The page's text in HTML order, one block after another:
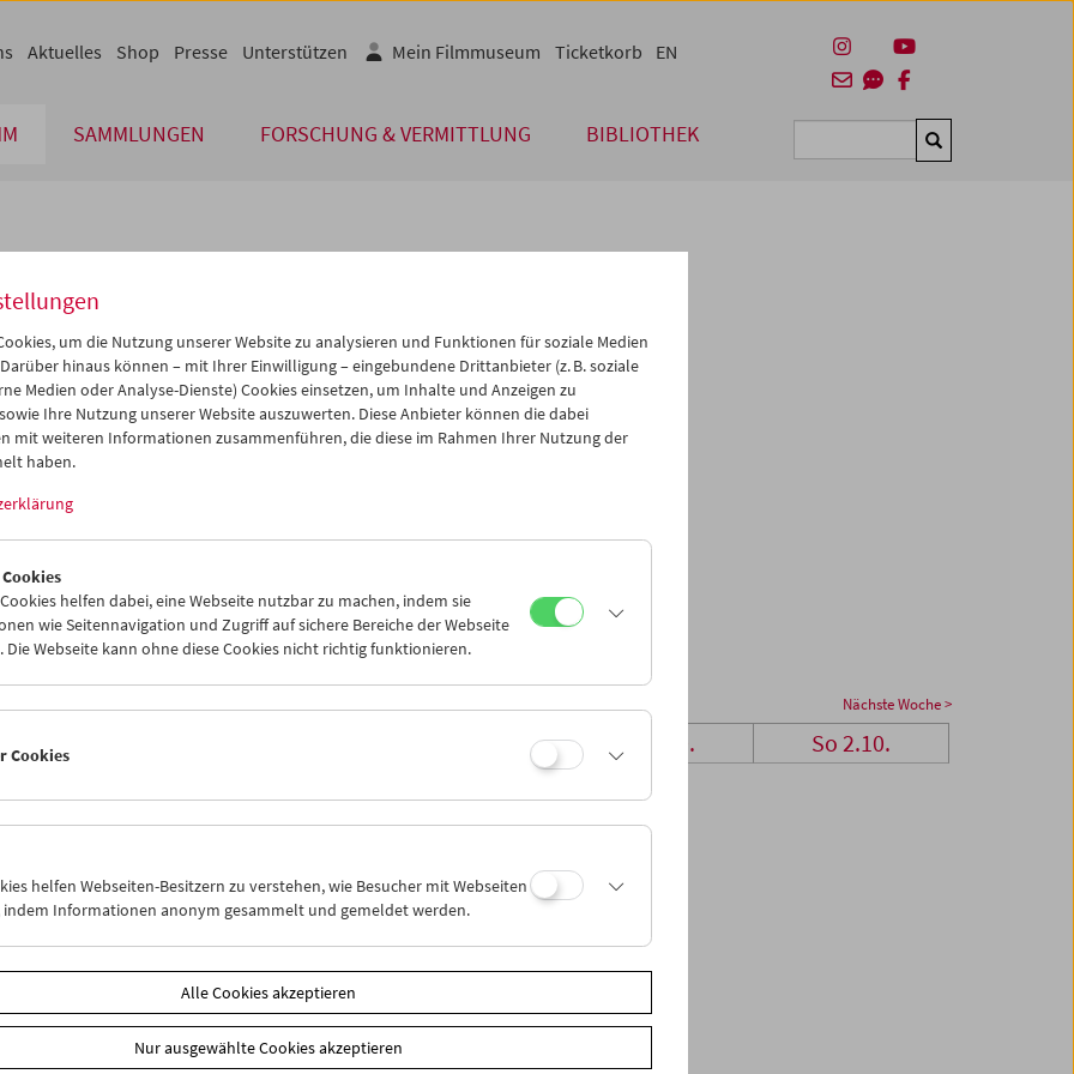
SAMMLUNGEN FORSCHUNG & VERMITTLUNG BIBLIOTHEK Suchen
Aktuelles Shop Presse Unterstützen Mein Filmmuseum Ticketkorb EN
Sep 2005 >>
Mi Do Fr Sa So
31 01 02 03
04
07 08 09 10
11
14 15
21 22
05
iCalender
Programmheft-PDF
English language or subtitles
Nächste Woche >
Mi 28.9. Sa 1.10. So 2.10.
um die Nutzung unserer Website zu analysieren und Funktionen für soziale Medien
hinaus können – mit Ihrer Einwilligung – eingebundene Drittanbieter (z. B. soziale
Medien oder Analyse-Dienste) Cookies einsetzen, um Inhalte und Anzeigen zu
Ihre Nutzung unserer Website auszuwerten. Diese Anbieter können die dabei
mit weiteren Informationen zusammenführen, die diese im Rahmen Ihrer Nutzung der
haben.
helfen dabei, eine Webseite nutzbar zu machen, indem sie
wie Seitennavigation und Zugriff auf sichere Bereiche der Webseite
Die Webseite kann ohne diese Cookies nicht richtig funktionieren.
Cookies
helfen Webseiten-Besitzern zu verstehen, wie Besucher mit Webseiten
indem Informationen anonym gesammelt und gemeldet werden.
Alle Cookies akzeptieren
Nur ausgewählte Cookies akzeptieren